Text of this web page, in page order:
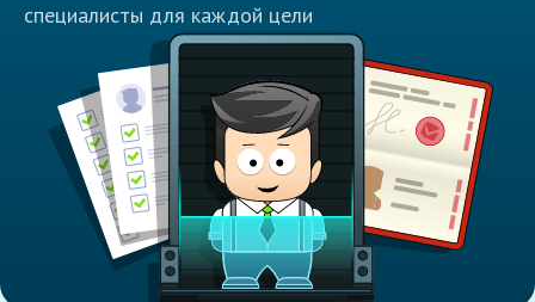
специалисты для каждой цели